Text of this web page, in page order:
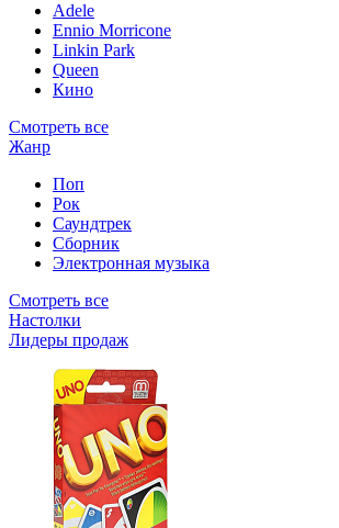
Adele
Ennio Morricone
Linkin Park
Queen
Кино
Смотреть все
Жанр
Поп
Рок
Саундтрек
Сборник
Электронная музыка
Смотреть все
Настолки
Лидеры продаж